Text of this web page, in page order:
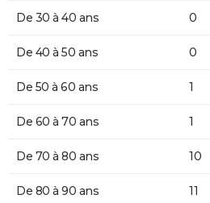
De 30 à 40 ans 0
De 40 à 50 ans 0
De 50 à 60 ans 1
De 60 à 70 ans 1
De 70 à 80 ans 10
De 80 à 90 ans 11